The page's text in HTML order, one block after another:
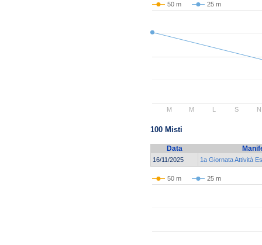
50 m 25 m
M M S N
100 Misti
Data
16/11/2025 1a Giornata Attività
50 m 25 m